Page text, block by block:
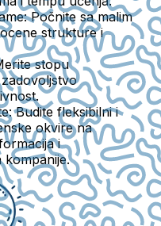
Počnite sa malim
strukture i
stopu
Budite fleksibilni i
okvire na
i